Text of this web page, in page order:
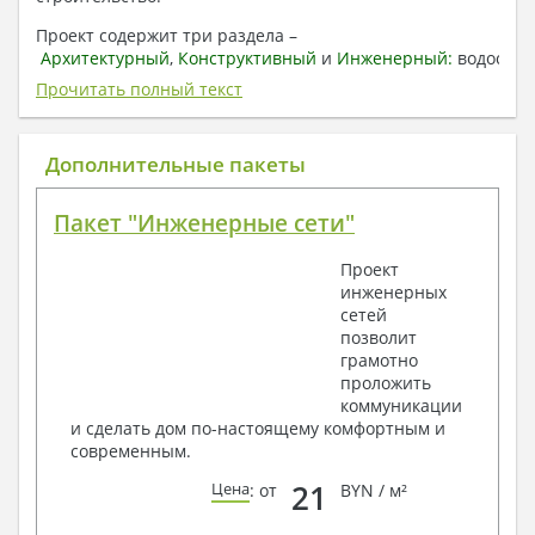
Проект содержит три раздела –
Архитектурный, Конструктивный и Инженерный:
отопление, вентиляция, канализация,
электроснабжение (приобретается за дополнительную
плату) + Пояснительная записка.
1. Архитектурный раздел:
План координационных осей
Поэтажные маркировочные планы с
Разрезы и состав конструкций
Фасады с ведомостью внешних отделок
Элементы проемов – спецификация
Ведомость перемычек – сечения и
спецификация
Экспликация полов
Архитектурные узлы в конструкциях
Прочитать полный текст
Дополнительные пакеты
Пакет "Инженерные сети"
Проект
инженерных
сетей
позволит
грамотно
проложить
коммуникации
и сделать дом по-настоящему комфортным и
современным.
Цена: от 21 BYN / м²